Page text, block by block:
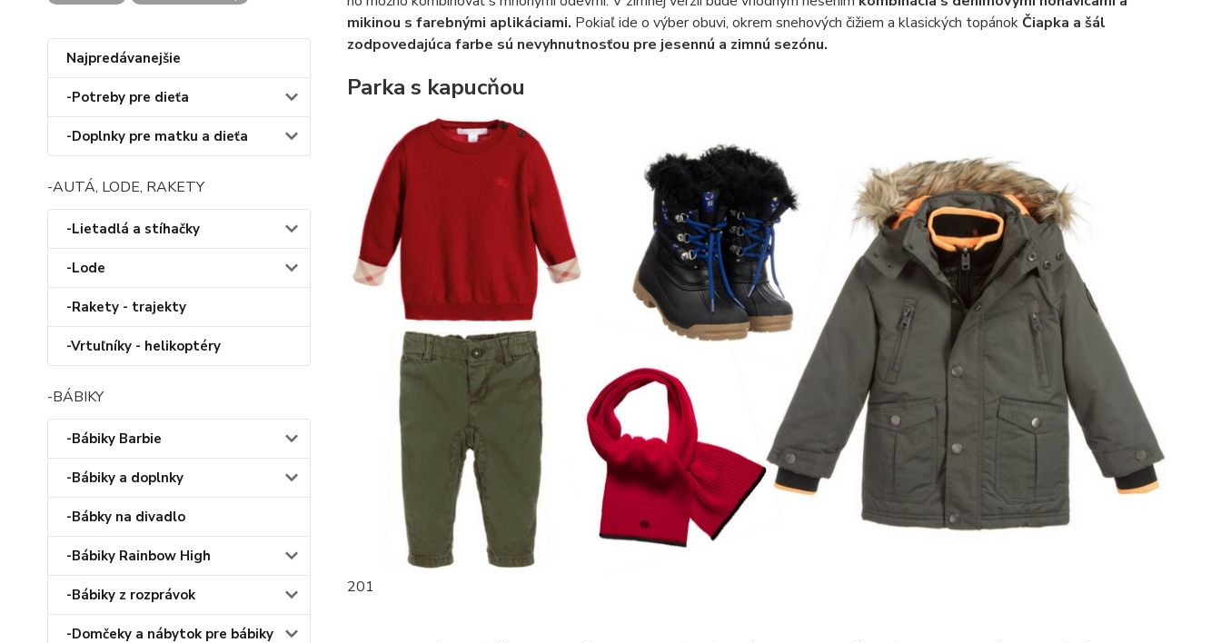
Najpredávanejšie
-Potreby pre dieťa
-Doplnky pre matku a dieťa
-AUTÁ, LODE, RAKETY
-Lietadlá a stíhačky
-Lode
-Rakety - trajekty
-Vrtuľníky - helikoptéry
-BÁBIKY
-Bábiky Barbie
-Bábiky a doplnky
-Bábky na divadlo
-Bábiky Rainbow High
-Bábiky z rozprávok
-Domčeky a nábytok pre bábiky
mikinou s farebnými aplikáciami. Pokiaľ ide o výber obuvi, okrem snehových čižiem a klasických topánokČiapka a šál
zodpovedajúca farbe sú nevyhnutnosťou pre jesennú a zimnú sezónu.
Parka s kapucňou
201